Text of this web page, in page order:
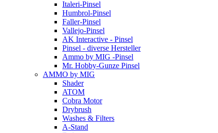
Italeri-Pinsel
Humbrol-Pinsel
Faller-Pinsel
Vallejo-Pinsel
AK Interactive - Pinsel
Pinsel - diverse Hersteller
Ammo by MIG -Pinsel
Mr. Hobby-Gunze Pinsel
AMMO by MIG
Shader
ATOM
Cobra Motor
Drybrush
Washes & Filters
A-Stand